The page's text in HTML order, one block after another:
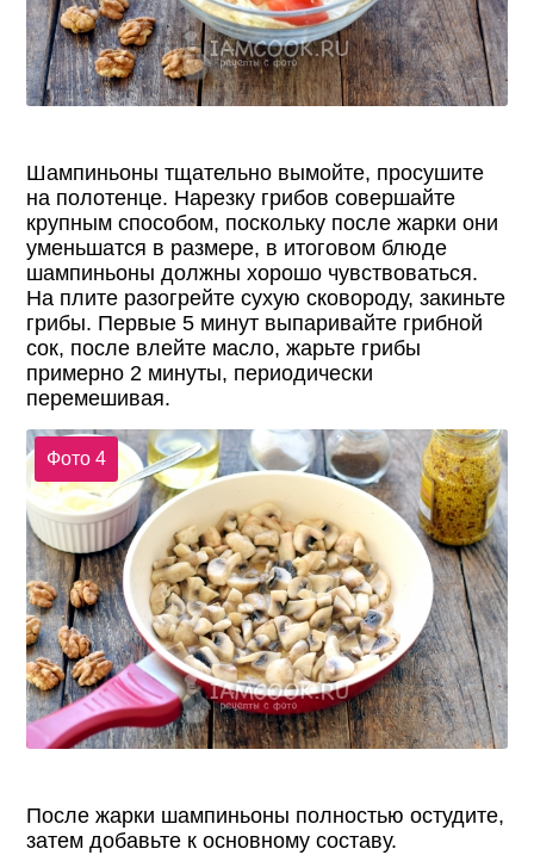
Шампиньоны тщательно вымойте, просушите
на полотенце. Нарезку грибов совершайте
крупным способом, поскольку после жарки они
уменьшатся в размере, в итоговом блюде
шампиньоны должны хорошо чувствоваться.
На плите разогрейте сухую сковороду, закиньте
грибы. Первые 5 минут выпаривайте грибной
сок, после влейте масло, жарьте грибы
примерно 2 минуты, периодически
перемешивая.
Фото 4
После жарки шампиньоны полностью остудите,
затем добавьте к основному составу.